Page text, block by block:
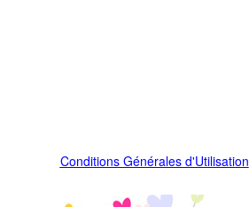
Conditions Générales d'Utilisation